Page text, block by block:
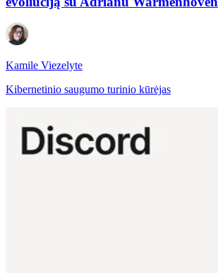
Kamile Viezelyte
Kibernetinio saugumo turinio kūrėjas